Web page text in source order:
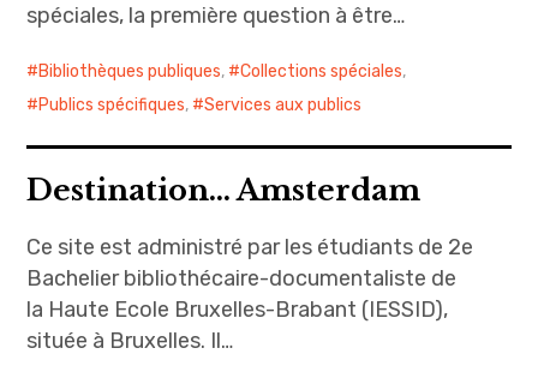
spéciales, la première question à être…
Bibliothèques publiques, Collections spéciales,
Publics spécifiques, Services aux publics
Destination… Amsterdam
Ce site est administré par les étudiants de 2e
Bachelier bibliothécaire-documentaliste de
la Haute Ecole Bruxelles-Brabant (IESSID),
située à Bruxelles. Il…